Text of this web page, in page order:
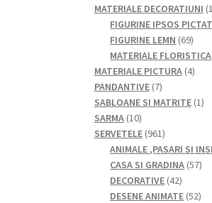
MATERIALE DECORATIUNI
FIGURINE IPSOS
FIGURINE LEMN 6969
de
MATERIALE FLORISTICA
MATERIALE PICTURA 44
PANDANTIVE 77
produse
SABLOANE SI MATRITE 11
SARMA 1010
produse
SERVETELE 961961
de
produse
ANIMALE ,PASARI SI
CASA SI GRADINA 5757
DECORATIVE 4242
de
DESENE ANIMATE 5252